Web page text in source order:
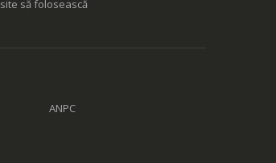
să folosească
ANPC